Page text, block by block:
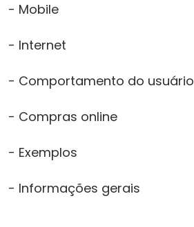
- Mobile
- Internet
- Comportamento do usuário
- Compras online
- Exemplos
- Informações gerais